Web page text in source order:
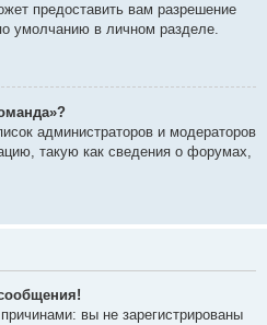
предоставить вам разрешение
умолчанию в личном разделе.
администраторов и модераторов
такую как сведения о форумах,
вы не зарегистрированы